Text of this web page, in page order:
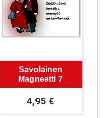
Savolainen
Magneetti 7
4,95€